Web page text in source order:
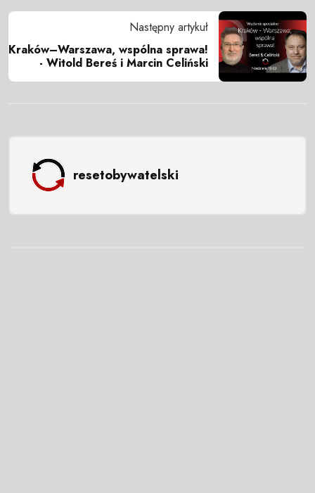
Następny artykuł
Kraków–Warszawa, wspólna sprawa!
- Witold Bereś i Marcin Celiński
resetobywatelski